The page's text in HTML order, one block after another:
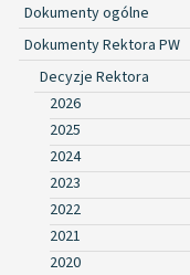
Dokumenty ogólne
Dokumenty Rektora PW
Decyzje Rektora
2026
2025
2024
2023
2022
2021
2020